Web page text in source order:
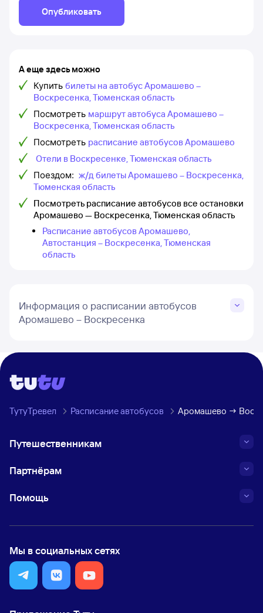
Опубликовать
А еще здесь можно
Купить билеты на автобус Аромашево –
Воскресенка, Тюменская область
Посмотреть маршрут автобуса Аромашево –
Воскресенка, Тюменская область
Посмотреть расписание автобусов Аромашево
Отели в Воскресенке, Тюменская область
Поездом: ж/д билеты Аромашево – Воскресенка,
Тюменская область
Посмотреть расписание автобусов все остановки
Аромашево — Воскресенка, Тюменская область
Расписание автобусов Аромашево,
Автостанция – Воскресенка, Тюменская
область
Информация о расписании автобусов
Аромашево – Воскресенка
ТутуТревел Расписание автобусов Аромашево →
Путешественникам
Партнёрам
Помощь
Мы в социальных сетях